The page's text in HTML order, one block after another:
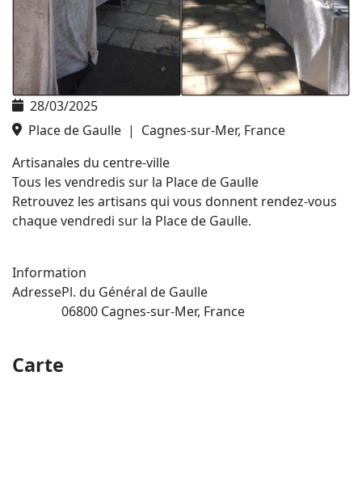
28/03/2025
Place de Gaulle | Cagnes-sur-Mer, France
Artisanales du centre-ville
Tous les vendredis sur la Place de Gaulle
Retrouvez les artisans qui vous donnent rendez-vous
chaque vendredi sur la Place de Gaulle.
Information
AdressePl. du Général de Gaulle
06800 Cagnes-sur-Mer, France
Carte